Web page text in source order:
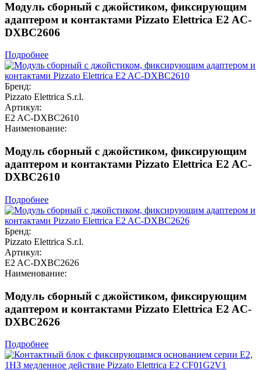
Модуль сборный с джойстиком, фиксирующим
адаптером и контактами Pizzato Elettrica E2 AC-
DXBC2606
Подробнее
Бренд:
Pizzato Elettrica S.r.l.
Артикул:
E2 AC-DXBC2610
Наименование:
Модуль сборный с джойстиком, фиксирующим
адаптером и контактами Pizzato Elettrica E2 AC-
DXBC2610
Подробнее
Бренд:
Pizzato Elettrica S.r.l.
Артикул:
E2 AC-DXBC2626
Наименование:
Модуль сборный с джойстиком, фиксирующим
адаптером и контактами Pizzato Elettrica E2 AC-
DXBC2626
Подробнее